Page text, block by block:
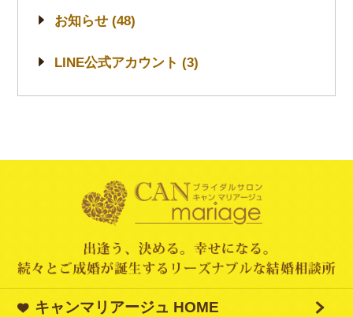
お知らせ (48)
LINE公式アカウント (3)
キャンマリアージュ HOME